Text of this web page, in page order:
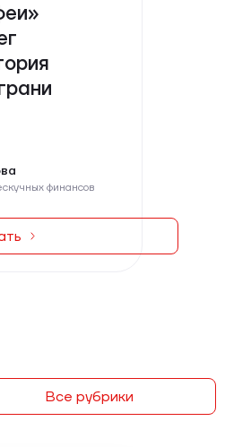
финансов
Все рубрики